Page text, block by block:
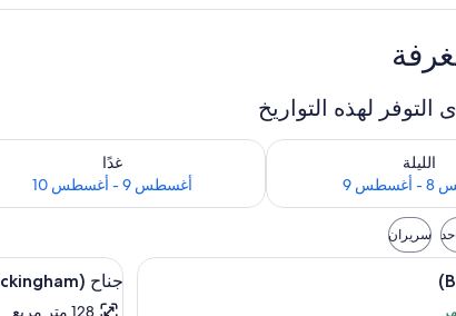
لهذه التواريخ
الليلة
9
للفترة أغسطس 8 - أغسطس 9
غدًا
أغسطس 9 - أغسطس 10
تحقق من مدى التوفر لغد للفترة أغسطس 9 -
سريران
أغطية فراش متميزة وألحفة محشوة بالريش وخزنة داخل
استعراض
جميع
5
جناح (Buckingham)
128 متر مربع